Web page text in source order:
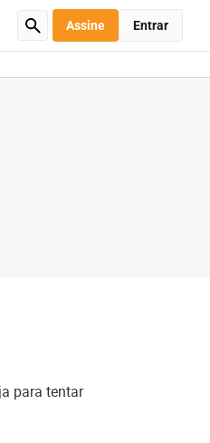
Assine Entrar
para tentar